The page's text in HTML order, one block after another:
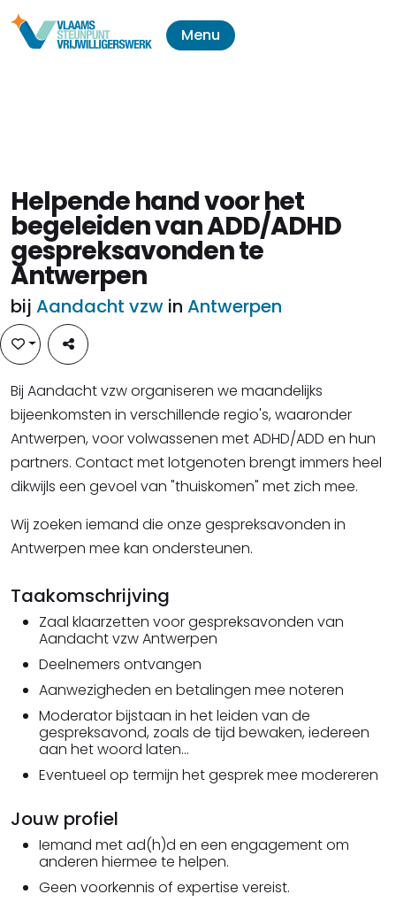
Menu
Helpende hand voor het
begeleiden van ADD/ADHD
gespreksavonden te
Antwerpen
bij Aandacht vzw in Antwerpen
Bij Aandacht vzw organiseren we maandelijks
bijeenkomsten in verschillende regio's, waaronder
Antwerpen, voor volwassenen met ADHD/ADD en hun
partners. Contact met lotgenoten brengt immers heel
dikwijls een gevoel van "thuiskomen" met zich mee.
Wij zoeken iemand die onze gespreksavonden in
Antwerpen mee kan ondersteunen.
Taakomschrijving
Zaal klaarzetten voor gespreksavonden van
Aandacht vzw Antwerpen
Deelnemers ontvangen
Aanwezigheden en betalingen mee noteren
Moderator bijstaan in het leiden van de
gespreksavond, zoals de tijd bewaken, iedereen
aan het woord laten...
Eventueel op termijn het gesprek mee modereren
Jouw profiel
Iemand met ad(h)d en een engagement om
anderen hiermee te helpen.
Geen voorkennis of expertise vereist.